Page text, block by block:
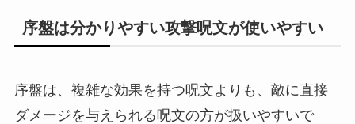
序盤は分かりやすい攻撃呪文が使いやすい
序盤は、複雑な効果を持つ呪文よりも、敵に直接
ダメージを与えられる呪文の方が扱いやすいで